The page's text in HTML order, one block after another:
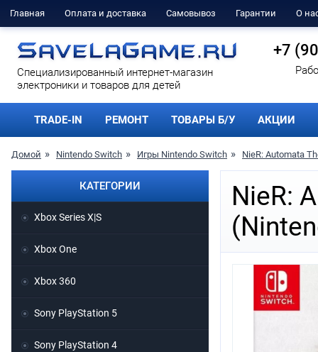
Главная Оплата и доставка Самовывоз Гарантии О
Cпециализированный интернет-магазин
электроники и товаров для детей
+7
TRADE-IN РЕМОНТ ТОВАРЫ Б/У АКЦИИ
Домой Nintendo Switch Игры Nintendo Switch NieR: Automata
NieR:
КАТЕГОРИИ
Xbox Series X|S
Xbox One
Xbox 360
Sony PlayStation 5
Sony PlayStation 4